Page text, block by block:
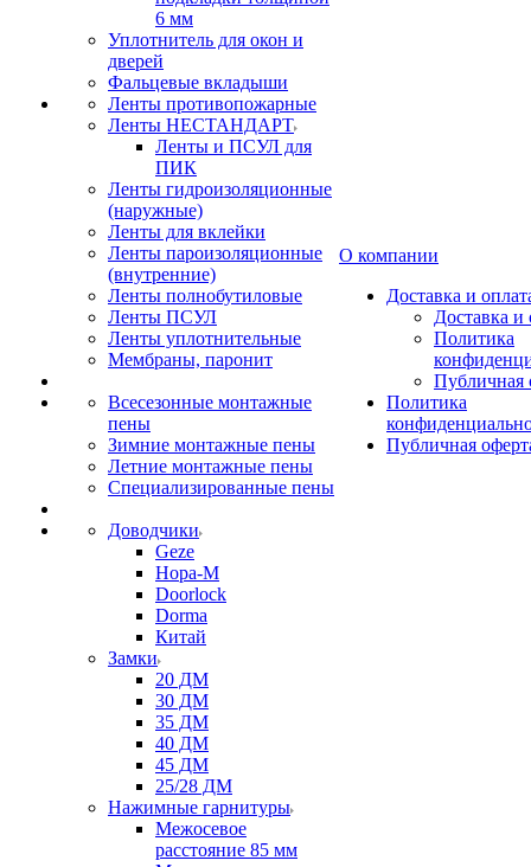
6 мм
Уплотнитель для окон и
дверей
Фальцевые вкладыши
Ленты противопожарные
Ленты НЕСТАНДАРТ
Ленты и ПСУЛ для
ПИК
Ленты гидроизоляционные
(наружные)
Ленты для вклейки
Ленты пароизоляционные
(внутренние)
Ленты полнобутиловые
Ленты ПСУЛ
Ленты уплотнительные
Мембраны, паронит
Всесезонные монтажные
пены
Зимние монтажные пены
Летние монтажные пены
Специализированные пены
Доводчики
Geze
Нора-М
Doorlock
Dorma
Китай
Замки
20 ДМ
30 ДМ
35 ДМ
40 ДМ
45 ДМ
25/28 ДМ
Нажимные гарнитуры
Межосевое
расстояние 85 мм
О компании
Доставка и
Доставка и
Политика
Публичная
Политика
Публичная